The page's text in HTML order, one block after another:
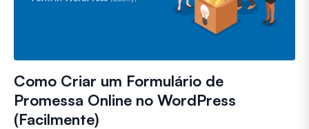
Como Criar um Formulário de
Promessa Online no WordPress
(Facilmente)